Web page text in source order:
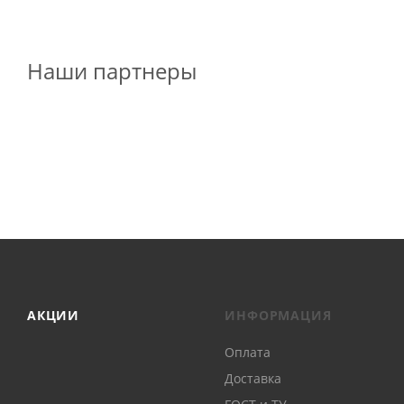
Наши партнеры
АКЦИИ ИНФОРМАЦИЯ
Оплата
Доставка